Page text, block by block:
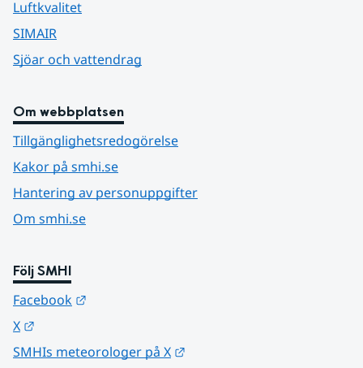
Luftkvalitet
SIMAIR
Sjöar och vattendrag
Om webbplatsen
Tillgänglighetsredogörelse
Kakor på smhi.se
Hantering av personuppgifter
Om smhi.se
Följ SMHI
Facebook
X
SMHIs meteorologer på X